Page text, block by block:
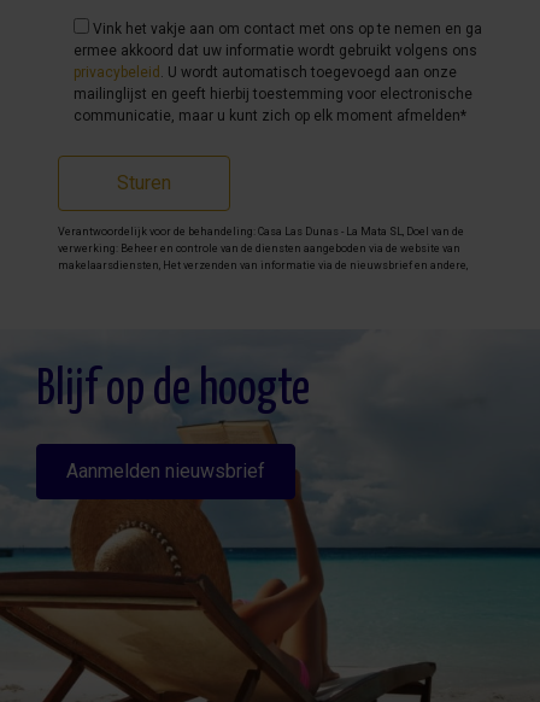
Vink het vakje aan om contact met ons op te nemen en ga
ermee akkoord dat uw informatie wordt gebruikt volgens ons
privacybeleid
. U wordt automatisch toegevoegd aan onze
mailinglijst en geeft hierbij toestemming voor electronische
communicatie, maar u kunt zich op elk moment afmelden*
Sturen
Verantwoordelijk voor de behandeling: Casa Las Dunas - La Mata SL, Doel van de
verwerking: Beheer en controle van de diensten aangeboden via de website van
makelaarsdiensten, Het verzenden van informatie via de nieuwsbrief en andere,
gedetailleerde informatie over gegevensbescherming kan
geraadpleegd
Blijf op de hoogte
Aanmelden nieuwsbrief